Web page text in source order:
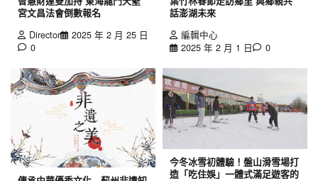
宮文昌法會倒數報名
Director
2025 年 2 月 25 日
0
話澎湖未來
編輯中心
2025 年 2 月 1 日
0
今冬冰雪初體驗！盤山滑雪場打
造「吃住娛」一體式滿足遊客的